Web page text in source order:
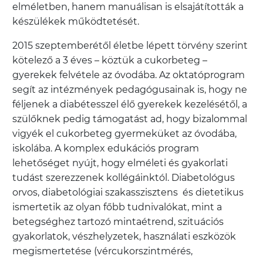
elméletben, hanem manuálisan is elsajátították a
készülékek működtetését.
2015 szeptemberétől életbe lépett törvény szerint
kötelező a 3 éves – köztük a cukorbeteg –
gyerekek felvétele az óvodába. Az oktatóprogram
segít az intézmények pedagógusainak is, hogy ne
féljenek a diabétesszel élő gyerekek kezelésétől, a
szülőknek pedig támogatást ad, hogy bizalommal
vigyék el cukorbeteg gyermeküket az óvodába,
iskolába. A komplex edukációs program
lehetőséget nyújt, hogy elméleti és gyakorlati
tudást szerezzenek kollégáinktól. Diabetológus
orvos, diabetológiai szakasszisztens és dietetikus
ismertetik az olyan főbb tudnivalókat, mint a
betegséghez tartozó mintaétrend, szituációs
gyakorlatok, vészhelyzetek, használati eszközök
megismertetése (vércukorszintmérés,